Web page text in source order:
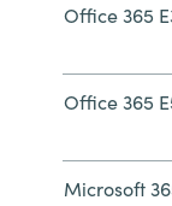
Office 365
Office 365
Microsoft